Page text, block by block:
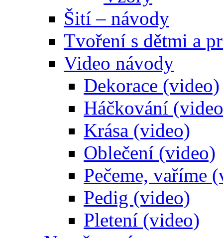
Šití – návody
Tvoření s dětmi a
Video návody
Dekorace (video)
Háčkování
Krása (video)
Oblečení (video)
Pečeme, vaříme
Pedig (video)
Pletení (video)